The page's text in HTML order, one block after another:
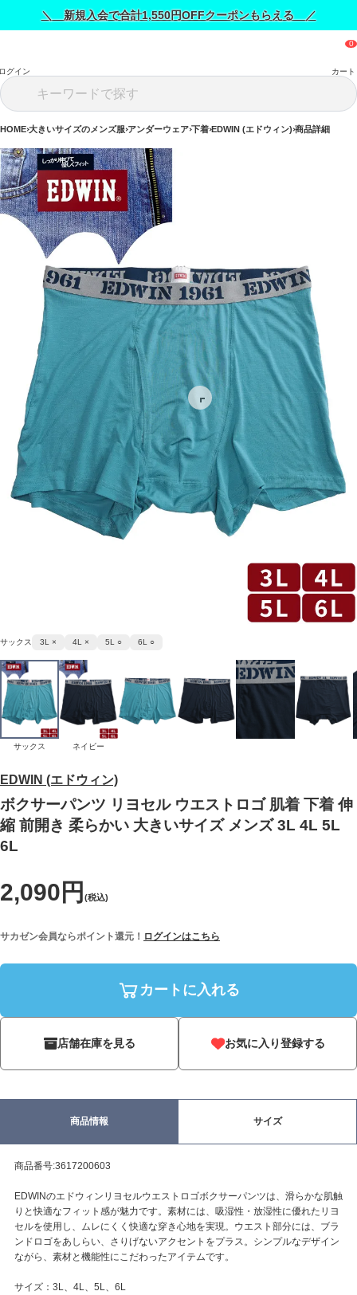
＼ 新規入会で合計1,550円OFFクーポンもらえる ／
グイン カート
HOME 大きいサイズのメンズ服 アンダーウェア 下着 EDWIN (エドウィン) 商品詳細
EDWIN (エドウィン)
ボクサーパンツ リヨセル ウエストロゴ 肌着 下着 伸
縮 前開き 柔らかい 大きいサイズ メンズ 3L 4L 5L
6L
2,090円 (税込)
サカゼン会員ならポイント還元！ ログインはこちら
カートに入れる
店舗在庫を見る お気に入り登録する
サックス 3L × 4L × 5L ○ 6L ○
サックス ネイビー
商品情報 サイズ
商品番号:3617200603
EDWINのエドウィンリヨセルウエストロゴボクサーパンツは、滑らかな肌触
りと快適なフィット感が魅力です。素材には、吸湿性・放湿性に優れたリヨ
セルを使用し、ムレにくく快適な穿き心地を実現。ウエスト部分には、ブラ
ンドロゴをあしらい、さりげないアクセントをプラス。シンプルなデザイン
ながら、素材と機能性にこだわったアイテムです。
サイズ：3L、4L、5L、6L